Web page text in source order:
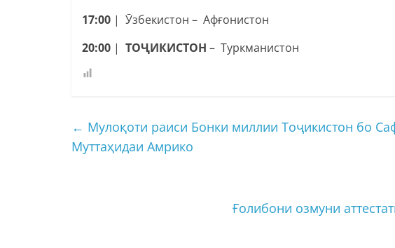
17:00 | Ӯзбекистон – Афғонистон
20:00 | ТОҶИКИСТОН – Туркманистон
← Мулоқоти раиси Бонки миллии Тоҷикистон бо
Муттаҳидаи Амрико
Ғолибони озмуни